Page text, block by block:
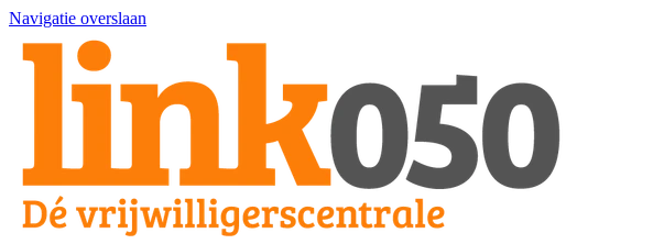
Navigatie overslaan